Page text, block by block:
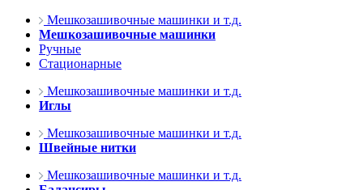
Мешкозашивочные машинки и т.д.
Мешкозашивочные машинки
Ручные
Стационарные
Мешкозашивочные машинки и т.д.
Иглы
Мешкозашивочные машинки и т.д.
Швейные нитки
Мешкозашивочные машинки и т.д.